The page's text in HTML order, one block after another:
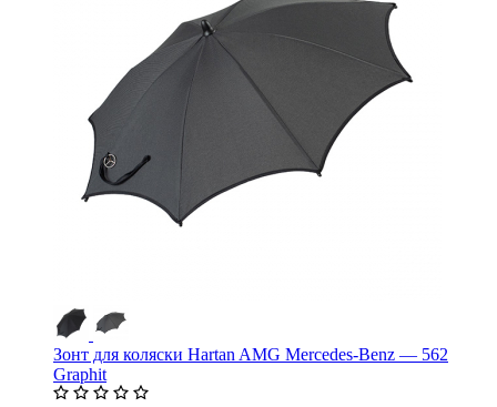
Зонт для коляски Hartan AMG Mercedes-Benz — 562
Graphit